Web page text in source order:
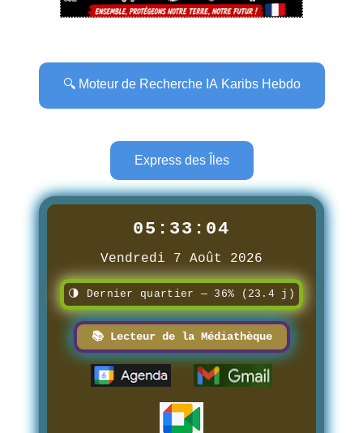
🔍 Moteur de Recherche IA Karibs Hebdo
Express des Îles
05:33:05
Vendredi 7 Août 2026
🌗 Dernier quartier — 36% (23.4 j)
📚 Lecteur de la Médiathèque